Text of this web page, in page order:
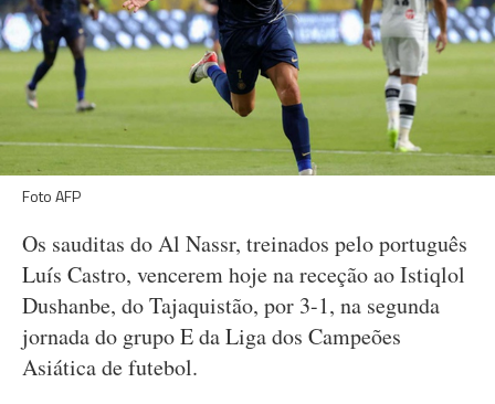
Foto AFP
Os sauditas do Al Nassr, treinados pelo português
Luís Castro, vencerem hoje na receção ao Istiqlol
Dushanbe, do Tajaquistão, por 3-1, na segunda
jornada do grupo E da Liga dos Campeões
Asiática de futebol.